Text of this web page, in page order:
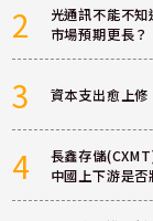
2
光通訊不能不
市場預期更長？
3 資本支出愈上
4
長鑫存儲
中國上下游是